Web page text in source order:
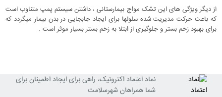
از دیگر ویژگی های این تشک مواج بیمارستانی ، داشتن سیستم پمپ متناوب است
که باعث حرکت مدیریت شده سلولها برای ایجاد جابجایی در بدن بیمار میگردد که
برای بهبود زخم بستر و جلوگیری از ابتلا به زخم بستر بسیار موثر است .
نماد اعتماد اکترونیک، راهی برای ایجاد اطمینان برای
شما همراهان شهرسلامت